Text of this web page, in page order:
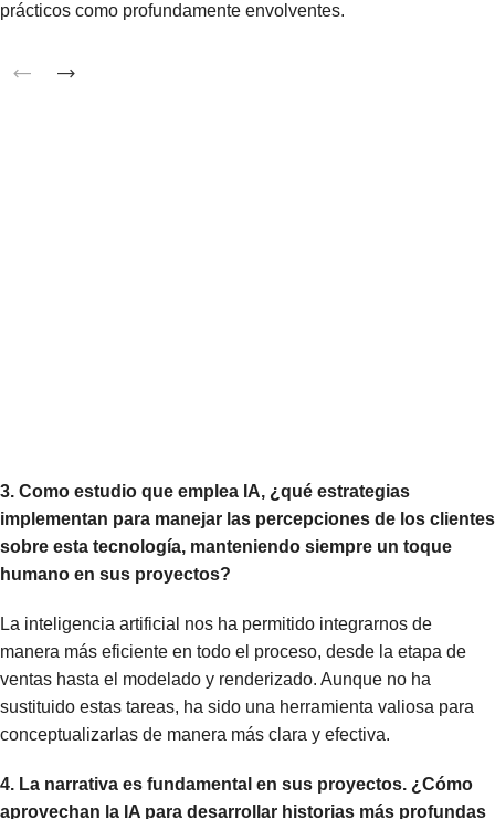
prácticos como profundamente envolventes.
3. Como estudio que emplea IA, ¿qué estrategias
implementan para manejar las percepciones de los clientes
sobre esta tecnología, manteniendo siempre un toque
humano en sus proyectos?
La inteligencia artificial nos ha permitido integrarnos de
manera más eficiente en todo el proceso, desde la etapa de
ventas hasta el modelado y renderizado. Aunque no ha
sustituido estas tareas, ha sido una herramienta valiosa para
conceptualizarlas de manera más clara y efectiva.
4. La narrativa es fundamental en sus proyectos. ¿Cómo
aprovechan la IA para desarrollar historias más profundas